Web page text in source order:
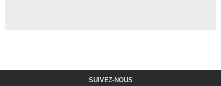
SUIVEZ-NOUS